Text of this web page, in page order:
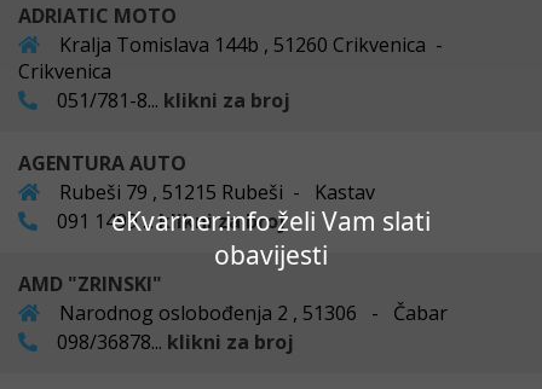
eKvarner.info želi Vam slati
obavijesti
ADRIATIC MOTO
Kralja Tomislava 144b , 51260 Crikvenica -
Crikvenica
051/781-8... klikni za broj
AGENTURA AUTO
Rubeši 79 , 51215 Rubeši - Kastav
091 1499 ...klikni za broj
AMD "ZRINSKI"
Narodnog oslobođenja 2 , 51306 - Čabar
098/36878... klikni za broj